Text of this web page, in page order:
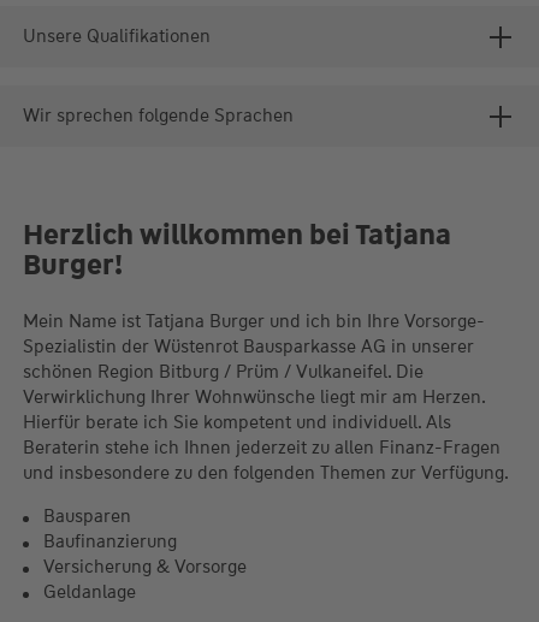
Unsere Qualifikationen
Wir sprechen folgende Sprachen
Herzlich willkommen bei Tatjana
Burger!
Mein Name ist Tatjana Burger und ich bin Ihre Vorsorge-
Spezialistin der Wüstenrot Bausparkasse AG in unserer
schönen Region Bitburg / Prüm / Vulkaneifel. Die
Verwirklichung Ihrer Wohnwünsche liegt mir am Herzen.
Hierfür berate ich Sie kompetent und individuell. Als
Beraterin stehe ich Ihnen jederzeit zu allen Finanz-Fragen
und insbesondere zu den folgenden Themen zur Verfügung.
Bausparen
Baufinanzierung
Versicherung & Vorsorge
Geldanlage